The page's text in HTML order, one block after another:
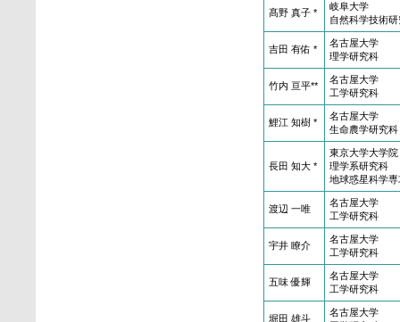
髙野 真子 *
岐阜大学
自然科学技術
吉田 有佑 *
名古屋大学
理学研究科
竹内 亘平**
名古屋大学
工学研究科
鯉江 知樹 *
名古屋大学
生命農学研究科
長田 知大 *
東京大学大学院
理学系研究科
地球惑星科学専
渡辺 一唯
名古屋大学
工学研究科
宇井 瞭介
名古屋大学
工学研究科
五味 優輝
名古屋大学
工学研究科
堀田 雄斗
名古屋大学